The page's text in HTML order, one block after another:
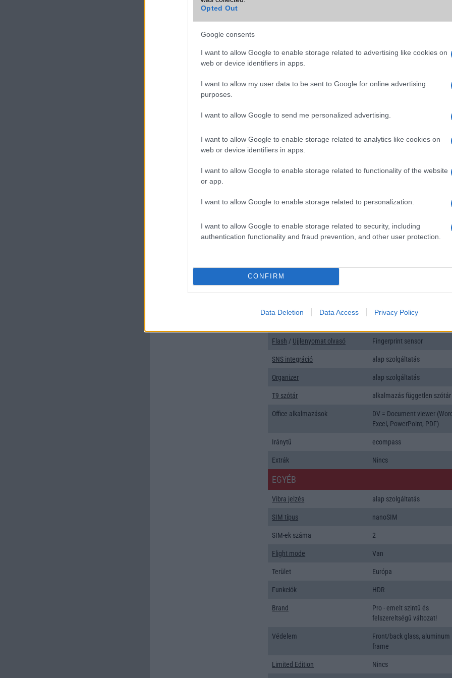
Opted Out
Google consents
I want to allow Google to enable storage related to advertising like cookies on
web or device identifiers in apps.
I want to allow my user data to be sent to Google for online advertising
purposes.
I want to allow Google to send me personalized advertising.
I want to allow Google to enable storage related to analytics like cookies on
web or device identifiers in apps.
I want to allow Google to enable storage related to functionality of the website
or app.
I want to allow Google to enable storage related to personalization.
I want to allow Google to enable storage related to security, including
authentication functionality and fraud prevention, and other user protection.
CONFIRM
Data Deletion Data Access Privacy Policy
Wi-Fi (alap)g/b v5 (ac)
Wi-Fi extra
NFC Van
GPS
(Japán)
AKKUMULÁTOR
Típus Li-Polimer
Beszélgetési idő h /
Gyorstöltés
Flash / Ujjlenyomat olvasó Fingerprint sensor
SNS integráció alap szolgáltatás
Organizer alap szolgáltatás
T9 szótár alkalmazás független szótár
Office alkalmazások
DV = Document viewer
Excel, PowerPoint, PDF)
Iránytũ ecompass
Extrák Nincs
EGYÉB
Vibra jelzés alap szolgáltatás
SIM típus nanoSIM
SIM-ek száma 2
Flight mode Van
Terület Európa
Funkciók HDR
Brand
Pro - emelt szintû és
felszereltségû változat!
Védelem
Front/back glass, aluminum
frame
Limited Edition Nincs